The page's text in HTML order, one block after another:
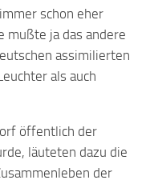
schon eher
mußte ja das andere
assimilierten
als auch
öffentlich der
läuteten dazu die
der